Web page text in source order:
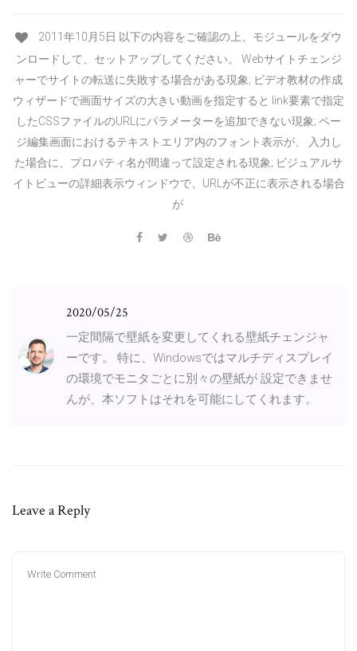
2011年10月5日 以下の内容をご確認の上、モジュールをダウ
ンロードして、セットアップしてください。 Webサイトチェンジ
ャーでサイトの転送に失敗する場合がある現象; ビデオ教材の作成
ウィザードで画面サイズの大きい動画を指定すると link要素で指定
したCSSファイルのURLにパラメーターを追加できない現象; ペー
ジ編集画面におけるテキストエリア内のフォント表示が、 入力し
た場合に、プロパティ名が間違って設定される現象; ビジュアルサ
イトビューの詳細表示ウィンドウで、URLが不正に表示される場合
が
2020/05/25
一定間隔で壁紙を変更してくれる壁紙チェンジャ
ーです。 特に、Windowsではマルチディスプレイ
の環境でモニタごとに別々の壁紙が 設定できませ
んが、本ソフトはそれを可能にしてくれます。
Leave a Reply